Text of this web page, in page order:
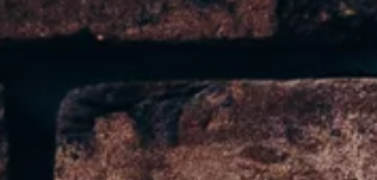
un preventivo
ha il modelloDANUBIOinvece lo